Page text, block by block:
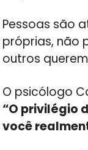
Pessoas são
próprias, não
outros
O psicólogo
“O privilégio
você